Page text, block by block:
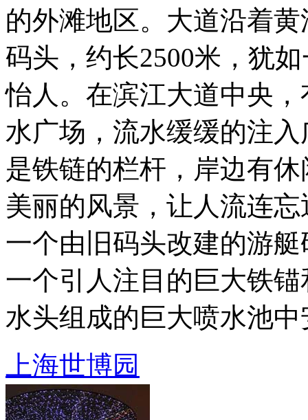
的外滩地区。大道沿着
码头，约长2500米，犹
怡人。在滨江大道中央
水广场，流水缓缓的注
是铁链的栏杆，岸边有
美丽的风景，让人流连
一个由旧码头改建的游
一个引人注目的巨大铁
水头组成的巨大喷水池
上海世博园